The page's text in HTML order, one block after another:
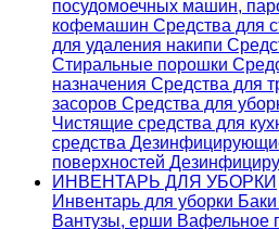
посудомоечных машин,
кофемашин Средства для
для удаления накипи
Стиральные порошки
назначения Средства для
засоров Средства для
Чистящие средства для
средства
поверхностей
ИНВЕНТАРЬ ДЛЯ УБОРКИ
Инвентарь для уборки
Вантузы, ерши Вафельное